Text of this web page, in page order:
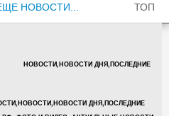
ТОП
НОВОСТИ...
НОВОСТИ,НОВОСТИ ДНЯ,ПОСЛЕДНИЕ
ДНЯ,ПОСЛЕДНИЕ